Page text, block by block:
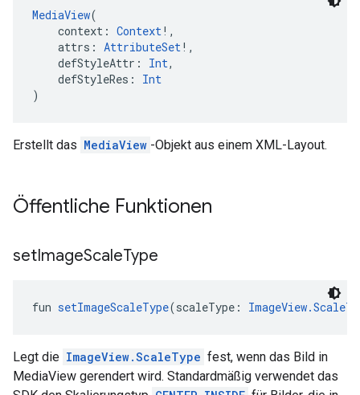
MediaView(
context: Context!,
attrs: AttributeSet!,
defStyleAttr: Int,
defStyleRes: Int
)
Erstellt das MediaView -Objekt aus einem XML-Layout.
Öffentliche Funktionen
setImageScaleType
fun setImageScaleType(scaleType:
Legt die ImageView.ScaleType fest, wenn das Bild in
MediaView gerendert wird. Standardmäßig verwendet das